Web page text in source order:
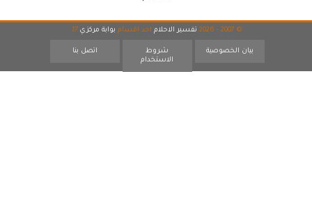
© 2007 - 2026 تفسير الاحلام احد اقسام بوابة مركزي 17
بيان الخصوصية
شروط
الاستخدام
اتصل بنا